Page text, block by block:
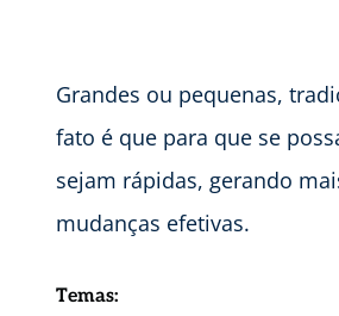
Grandes ou pequenas,
fato é que para que se
sejam rápidas, gerando
mudanças efetivas.
Temas: